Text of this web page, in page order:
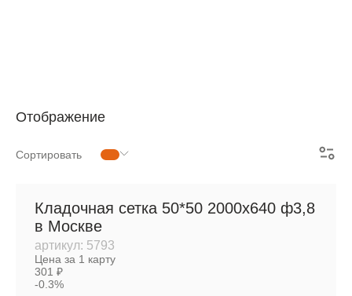
Отображение
Сортировать
Кладочная сетка 50*50 2000х640 ф3,8
в Москве
артикул: 5793
Цена за 1 карту
301 ₽
-0.3%